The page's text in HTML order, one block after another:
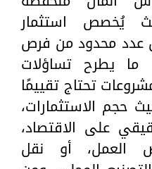
يُخصص استثمار
عدد محدود من فرص
ما يطرح تساؤلات
تحتاج تقييمًا
الاستثمارات،
على الاقتصاد،
العمل، أو نقل